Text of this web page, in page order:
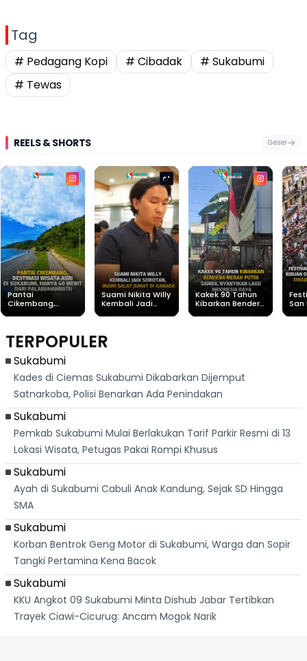
Tag
# Pedagang Kopi # Cibadak
# Sukabumi
# Tewas
REELS & SHORTS Geser
Pantai
Cikembang,
Dari
Palabuhanratu
Suami Nikita Willy
Kembali Jadi
Kakek 90 Tahun
Kibarkan Bendera
San
TERPOPULER
Sukabumi
Kades di Ciemas Sukabumi Dikabarkan Dijemput
Satnarkoba, Polisi Benarkan Ada Penindakan
Sukabumi
Pemkab Sukabumi Mulai Berlakukan Tarif Parkir Resmi di 13
Lokasi Wisata, Petugas Pakai Rompi Khusus
Sukabumi
Ayah di Sukabumi Cabuli Anak Kandung, Sejak SD Hingga
SMA
Sukabumi
Korban Bentrok Geng Motor di Sukabumi, Warga dan Sopir
Tangki Pertamina Kena Bacok
Sukabumi
KKU Angkot 09 Sukabumi Minta Dishub Jabar Tertibkan
Trayek Ciawi-Cicurug: Ancam Mogok Narik